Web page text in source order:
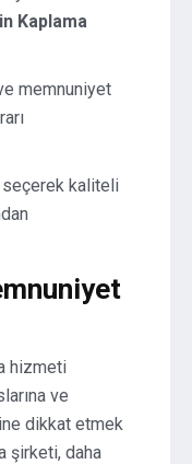
Kaplama
memnuniyet
kaliteli
hizmeti
ve
dikkat etmek
şirketi, daha